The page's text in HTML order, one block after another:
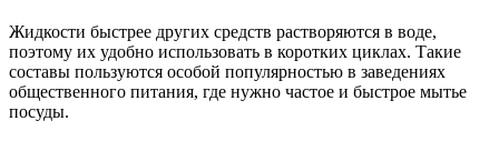
Жидкости быстрее других средств растворяются в воде,
поэтому их удобно использовать в коротких циклах. Такие
составы пользуются особой популярностью в заведениях
общественного питания, где нужно частое и быстрое мытье
посуды.